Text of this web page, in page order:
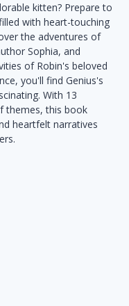
kitten? Prepare to
with heart-touching
the adventures of
Sophia, and
of Robin's beloved
you'll find Genius's
With 13
themes, this book
heartfelt narratives